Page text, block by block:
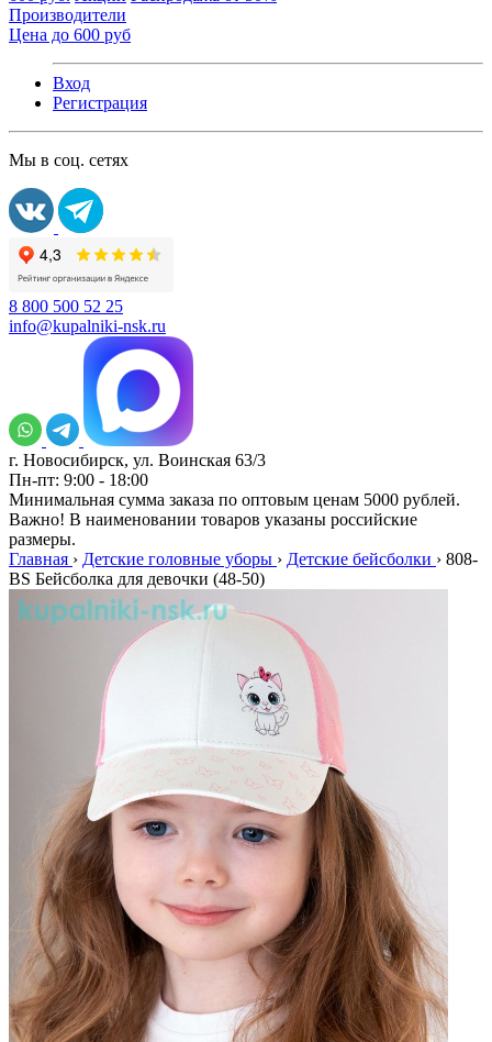
Производители
Цена до 600 руб
Вход
Регистрация
Мы в соц. сетях
8 800 500 52 25
info@kupalniki-nsk.ru
г. Новосибирск, ул. Воинская 63/3
Пн-пт: 9:00 - 18:00
Минимальная сумма заказа по оптовым ценам 5000 рублей.
Важно! В наименовании товаров указаны российские
размеры.
Главная › Детские головные уборы › Детские бейсболки › 808-
BS Бейсболка для девочки (48-50)